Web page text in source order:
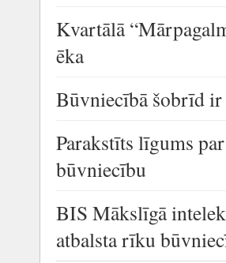
Kvartālā
ēka
Būvniecībā šobrīd
Parakstīts līgums
būvniecību
BIS Mākslīgā
atbalsta rīku